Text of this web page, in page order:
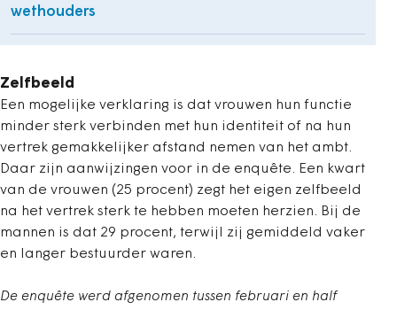
wethouders
Zelfbeeld
Een mogelijke verklaring is dat vrouwen hun functie
minder sterk verbinden met hun identiteit of na hun
vertrek gemakkelijker afstand nemen van het ambt.
Daar zijn aanwijzingen voor in de enquête. Een kwart
van de vrouwen (25 procent) zegt het eigen zelfbeeld
na het vertrek sterk te hebben moeten herzien. Bij de
mannen is dat 29 procent, terwijl zij gemiddeld vaker
en langer bestuurder waren.
De enquête werd afgenomen tussen februari en half